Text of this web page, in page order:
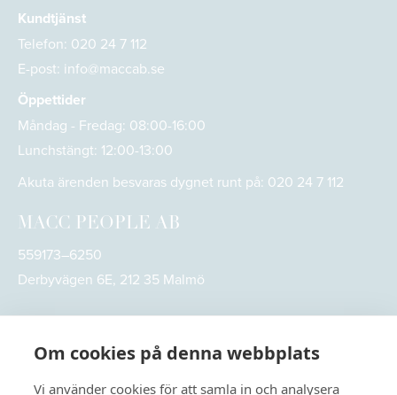
Kundtjänst
Telefon: 020 24 7 112
E-post: info@maccab.se
Öppettider
Måndag - Fredag: 08:00-16:00
Lunchstängt: 12:00-13:00
Akuta ärenden besvaras dygnet runt på: 020 24 7 112
MACC PEOPLE AB
559173–6250
Derbyvägen 6E, 212 35 Malmö
Om cookies på denna webbplats
Vi använder cookies för att samla in och analysera